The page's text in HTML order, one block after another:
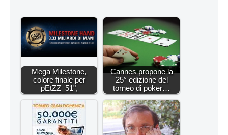
Mega Milestone,
colore finale per
pEtZZ_51",
Cannes propone la
25° edizione del
torneo di poker…